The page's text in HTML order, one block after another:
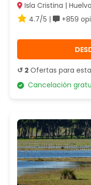
Isla Cristina | Huelva
4.7/5 |
+859
↺ 2 Ofertas para
Cancelación